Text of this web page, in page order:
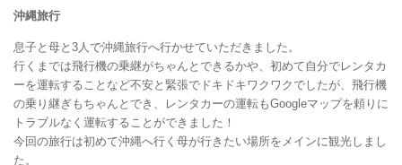
沖縄旅行
息子と母と3人で沖縄旅行へ行かせていただきました。
行くまでは飛行機の乗継がちゃんとできるかや、初めて自分でレンタカ
ーを運転することなど不安と緊張でドキドキワクワクでしたが、飛行機
の乗り継ぎもちゃんとでき、レンタカーの運転もGoogleマップを頼りに
トラブルなく運転することができました！
今回の旅行は初めて沖縄へ行く母が行きたい場所をメインに観光しまし
た。